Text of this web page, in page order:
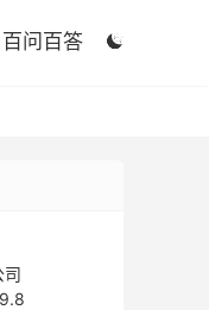

百问百答
司